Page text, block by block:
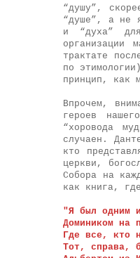
“душу”,
“душе”, а не
и “духа”
организации
трактате
по
принцип, как
Впрочем,
героев
“хоровода
случаен.
кто
церкви,
Собора на
как книга,
"Я был одним
Домиником на
Где все, кто
Тот, справа,